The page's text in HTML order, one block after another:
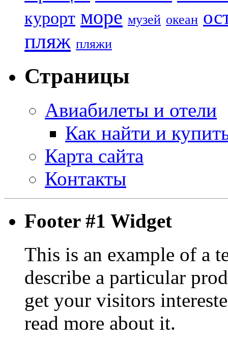
курорт море музей океан
пляж пляжи
Страницы
Авиабилеты и отели
Как найти и
Карта сайта
Контакты
Footer #1 Widget
This is an example of a
describe a particular
get your visitors
read more about it.